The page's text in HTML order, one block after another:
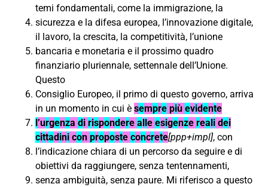
temi fondamentali, come la immigrazione, la
sicurezza e la difesa europea, l’innovazione digitale,
il lavoro, la crescita, la competitività, l’unione
bancaria e monetaria e il prossimo quadro
finanziario pluriennale, settennale dell’Unione.
Questo
Consiglio Europeo, il primo di questo governo, arriva
in un momento in cui è semprepiù evidente
l’urgenza di rispondere alle esigenze realidei
cittadinicon proposte concrete[ppp+impl], con
l’indicazione chiara di un percorso da seguire e di
obiettivi da raggiungere, senza tentennamenti,
senza ambiguità, senza paure. Mi riferisco a questo